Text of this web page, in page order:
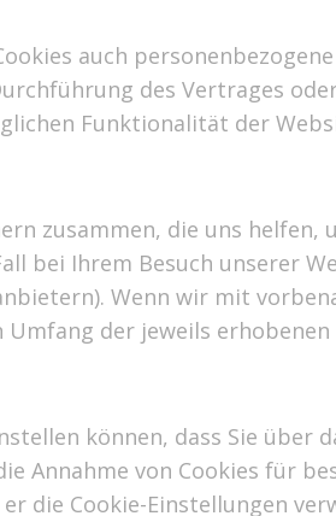
auch
des Vertrages
Funktionalität der
zusammen, die uns helfen,
bei Ihrem Besuch unserer
Wenn wir mit
der jeweils
können, dass Sie über
Annahme von Cookies für
die Cookie-Einstellungen